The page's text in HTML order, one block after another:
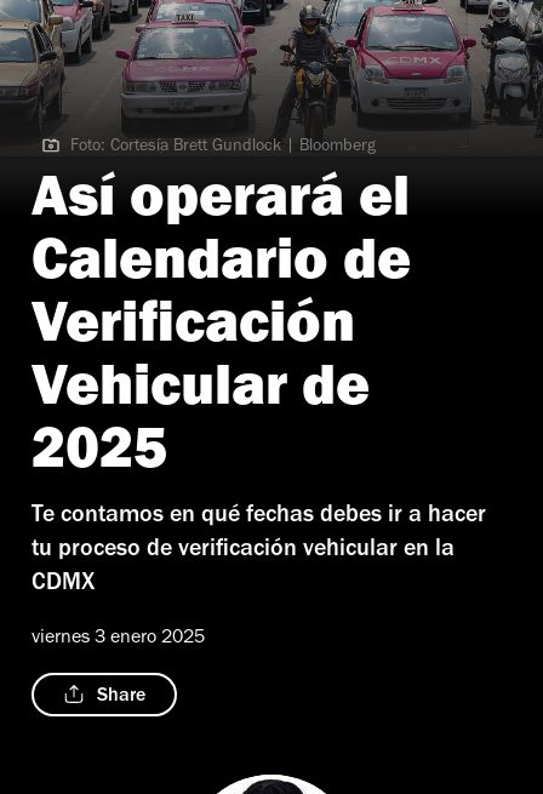
Foto: Cortesía Brett Gundlock | Bloomberg
Foto: Cortesía Brett Gundlock | Bloomberg
Así operará el
Calendario de
Verificación
Vehicular de
2025
Te contamos en qué fechas debes ir a hacer
tu proceso de verificación vehicular en la
CDMX
viernes 3 enero 2025
Share